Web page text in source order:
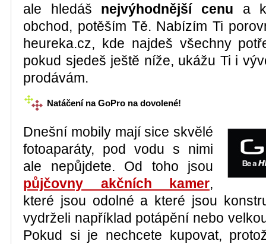
ale hledáš nejvýhodnější cenu a
obchod, potěším Tě. Nabízím Ti
heureka.cz, kde najdeš všechny
pokud sjedeš ještě níže, ukážu Ti i
prodávám.
Natáčení na GoPro na dovolené!
Dnešní mobily mají sice skvělé
fotoaparáty, pod vodu s nimi
ale nepůjdete. Od toho jsou
půjčovny akčních kamer,
které jsou odolné a které jsou
vydrželi například potápění nebo
Pokud si je nechcete kupovat,